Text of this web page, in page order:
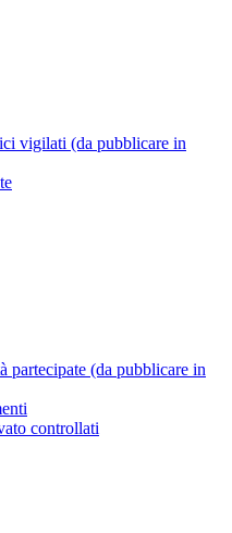
vigilati (da pubblicare in
partecipate (da pubblicare in
controllati